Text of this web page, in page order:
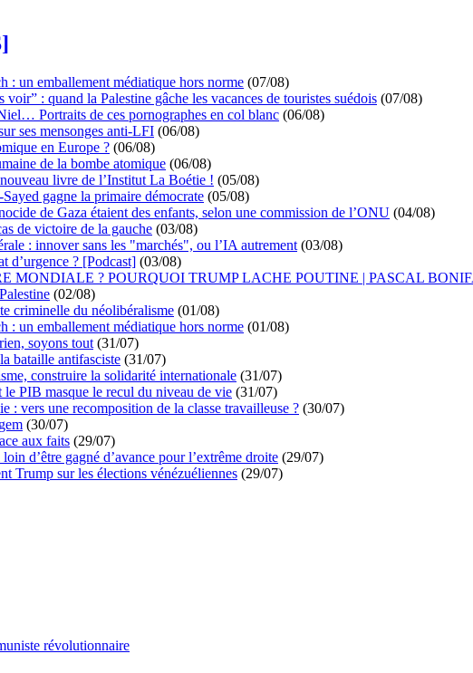
: un emballement médiatique hors norme (07/08)
voir” : quand la Palestine gâche les vacances de touristes suédois (07/08)
Portraits de ces pornographes en col blanc (06/08)
ses mensonges anti-LFI (06/08)
en Europe ? (06/08)
de la bombe atomique (06/08)
livre de l’Institut La Boétie ! (05/08)
gagne la primaire démocrate (05/08)
de Gaza étaient des enfants, selon une commission de l’ONU (04/08)
de victoire de la gauche (03/08)
: innover sans les "marchés", ou l’IA autrement (03/08)
d’urgence ? [Podcast] (03/08)
MONDIALE ? POURQUOI TRUMP LACHE POUTINE | PASCAL
(02/08)
criminelle du néolibéralisme (01/08)
: un emballement médiatique hors norme (01/08)
soyons tout (31/07)
bataille antifasciste (31/07)
construire la solidarité internationale (31/07)
PIB masque le recul du niveau de vie (31/07)
: vers une recomposition de la classe travailleuse ? (30/07)
(30/07)
aux faits (29/07)
d’être gagné d’avance pour l’extrême droite (29/07)
Trump sur les élections vénézuéliennes (29/07)
révolutionnaire